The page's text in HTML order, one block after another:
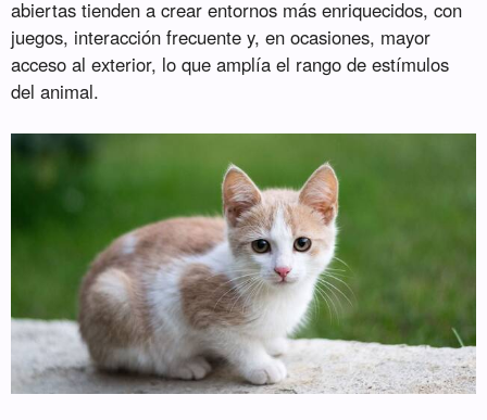
abiertas tienden a crear entornos más enriquecidos, con
juegos, interacción frecuente y, en ocasiones, mayor
acceso al exterior, lo que amplía el rango de estímulos
del animal.